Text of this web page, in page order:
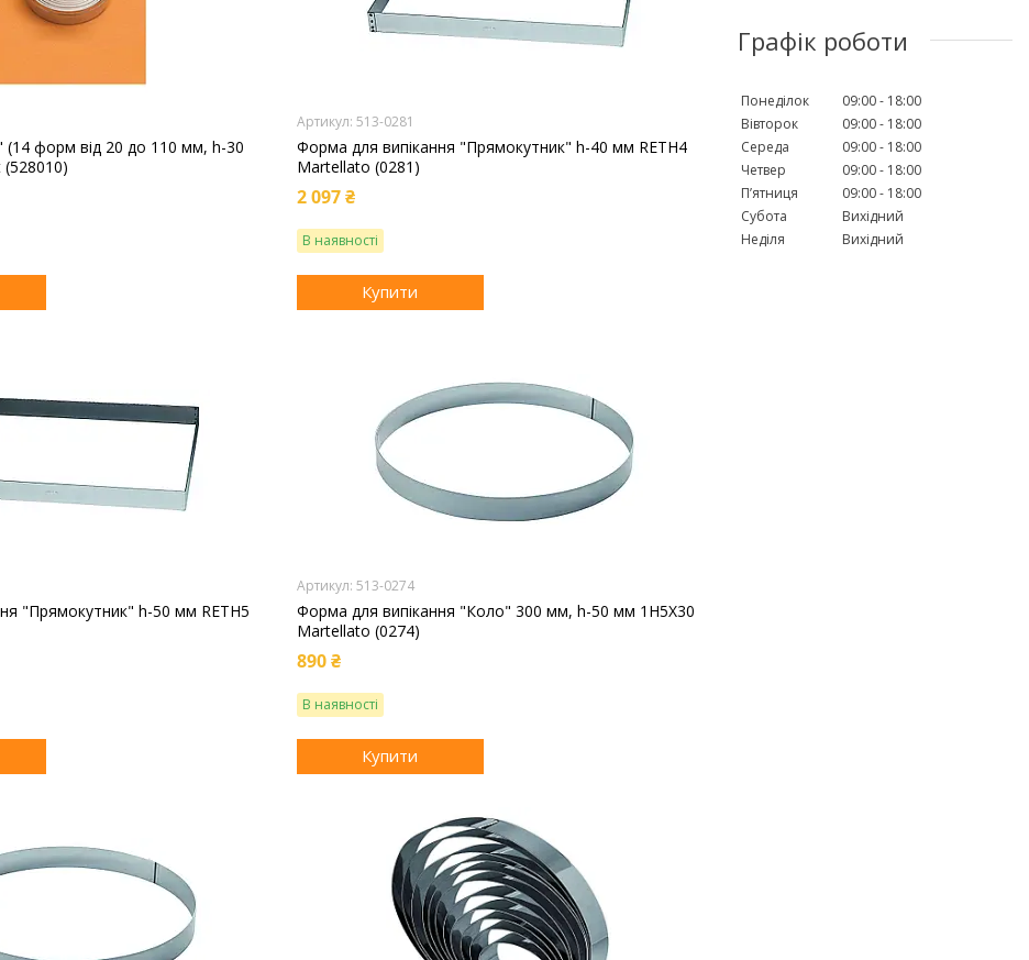
форм від 20 до 110 мм, h-30
(528010)
513-0281
Форма для випікання "Прямокутник" h-40 мм RETH4
Martellato (0281)
2 097 ₴
В наявності
Купити
"Прямокутник" h-50 мм RETH5
513-0274
Форма для випікання "Коло" 300 мм, h-50 мм 1H5X30
Martellato (0274)
890 ₴
В наявності
Купити
Графік роботи
Понеділок 09:00
18:00
Вівторок
09:00
18:00
Середа
09:00
18:00
Четвер
09:00
18:00
Пʼятниця
09:00
18:00
Субота
Вихідний
Неділя
Вихідний